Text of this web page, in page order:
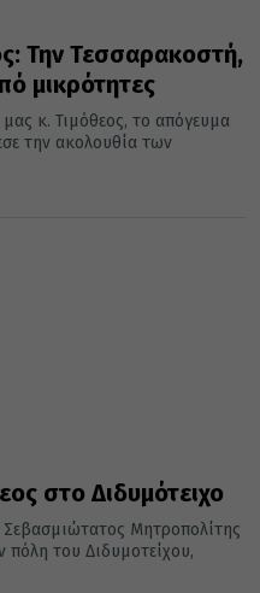
Την Τεσσαρακοστή,
μικρότητες
κ. Τιμόθεος, το απόγευμα
την ακολουθία των
στο Διδυμότειχο
Μητροπολίτης
πόλη του Διδυμοτείχου,